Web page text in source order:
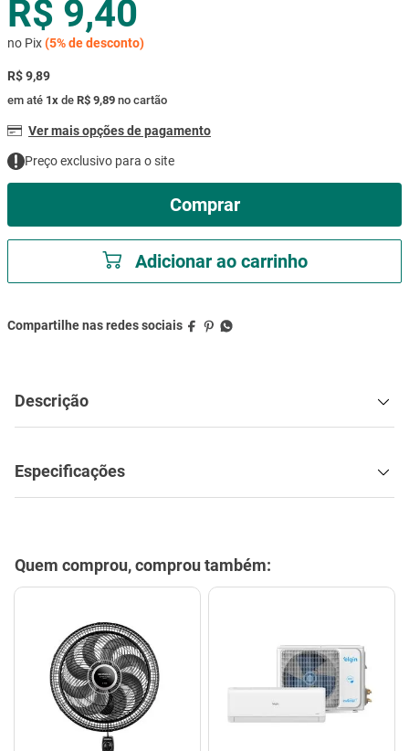
R$ 9,40
no Pix(5%de desconto)
R$ 9,89
em até 1x de R$ 9,89 no cartão
Ver mais opções de pagamento
Preço exclusivo para o site
Comprar
Adicionar ao carrinho
Descrição
Especificações
Quem comprou, comprou também:
9 º mesa
10º ar condicionado